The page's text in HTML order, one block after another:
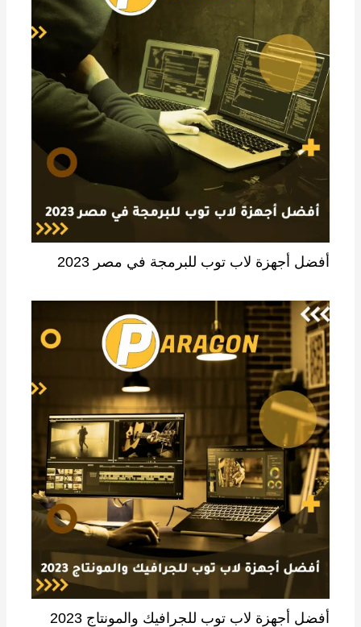
أفضل أجهزة لاب توب للبرمجة في مصر 2023
أفضل أجهزة لاب توب للجرافيك والمونتاج 2023